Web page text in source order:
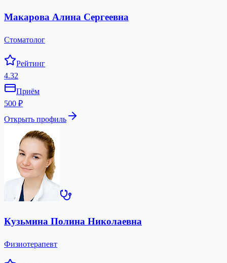
Макарова Алина Сергеевна
Стоматолог
Рейтинг
4.32
Приём
500 ₽
Открыть профиль
Кузьмина Полина Николаевна
Физиотерапевт